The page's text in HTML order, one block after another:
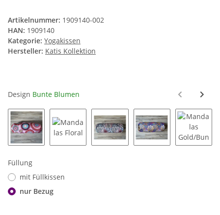
Artikelnummer: 1909140-002
HAN: 1909140
Kategorie: Yogakissen
Hersteller: Katis Kollektion
Design Bunte Blumen
Füllung
mit Füllkissen
nur Bezug